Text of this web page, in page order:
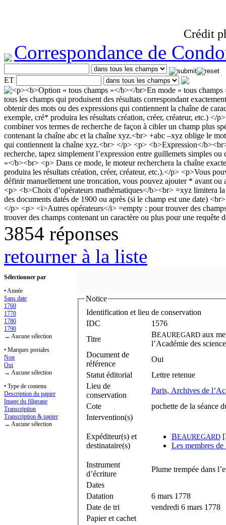
Crédit
Correspondance de
ET
3854 réponses
retourner à la liste
Sélectionner par
• Année
Sans date
1760
1770
1780
1790
→ Aucune sélection
• Marques postales
Non
Oui
→ Aucune sélection
• Type de contenu
Description du papier
Image du filigrane
Transcription
Transcription & papier
→ Aucune sélection
Notice
Identification et lieu de conservation
IDC
1576
Titre
BEAUREGARD
l’Académie des
Document de
référence
Oui
Statut éditorial
Lettre retenue
Lieu de
conservation
Paris, Archives de
Cote
pochette de la séance
Intervention(s)
Expéditeur(s) et
destinataire(s)
BEAUREGARD
Les membres
Instrument
d’écriture
Plume trempée dans
Dates
Datation
6 mars 1778
Date de tri
vendredi 6 mars 1778
Papier et cachet